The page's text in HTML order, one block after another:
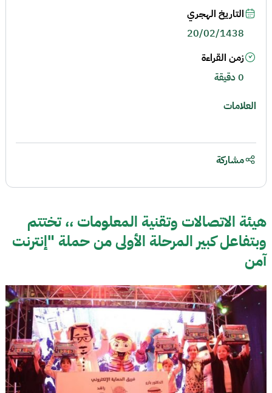
هيئة الاتصالات وتقنية المعلومات ،، تختتم
وبتفاعل كبير المرحلة الأولى من حملة "إنترنت
آمن
التاريخ الهجري
20/02/1438
زمن القراءة
0 دقيقة
العلامات
مشاركة